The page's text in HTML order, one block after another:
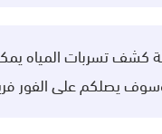
تسربات المياه
وسوف يصلكم على